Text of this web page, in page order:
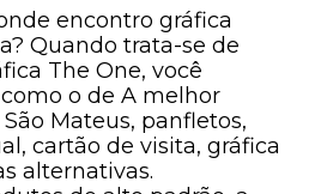
encontro gráfica
Quando trata-se de
The One, você
o de A melhor
Mateus, panfletos,
cartão de visita, gráfica
alternativas.